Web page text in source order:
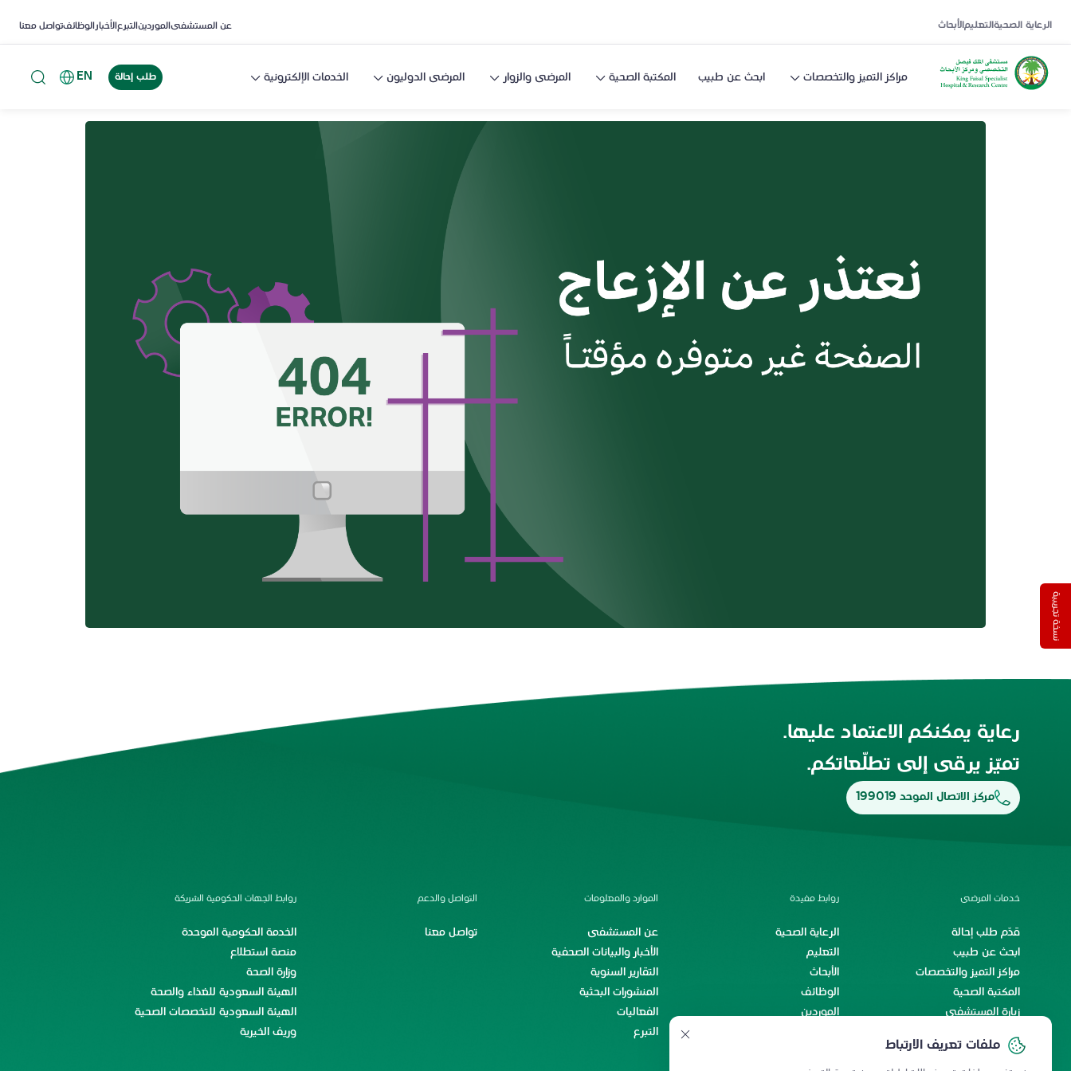
الرعاية الصحيةالتعليمالأبحاث عن المستشفىالموردينالتبرعالأخبارالوظائفتواصل معنا
مراكز التميز والتخصصات ابحث عن طبيب المكتبة الصحية المرضى والزوار المرضى الدوليون الخدمات الإلكترونية طلب إحالة EN
ملفات تعريف الارتباط
رعاية يمكنكم الاعتماد عليها.
تميّز يرقى إلى تطلّعاتكم.
مركز الاتصال الموحد 199019
خدمات المرضى
قدّم طلب إحالة
ابحث عن طبيب
مراكز التميز والتخصصات
المكتبة الصحية
زيارة المستشفى
رحلة المريض الدولي
روابط مفيدة
الرعاية الصحية
التعليم
الأبحاث
الوظائف
الموردين
الموارد والمعلومات
عن المستشفى
الأخبار والبيانات الصحفية
التقارير السنوية
المنشورات البحثية
الفعاليات
التبرع
التواصل والدعم
تواصل معنا
روابط الجهات الحكومية الشريكة
الخدمة الحكومية الموحدة
منصة استطلاع
وزارة الصحة
الهيئة السعودية للغذاء والصحة
الهيئة السعودية للتخصصات الصحية
وريف الخيرية
نسخة تجريبية